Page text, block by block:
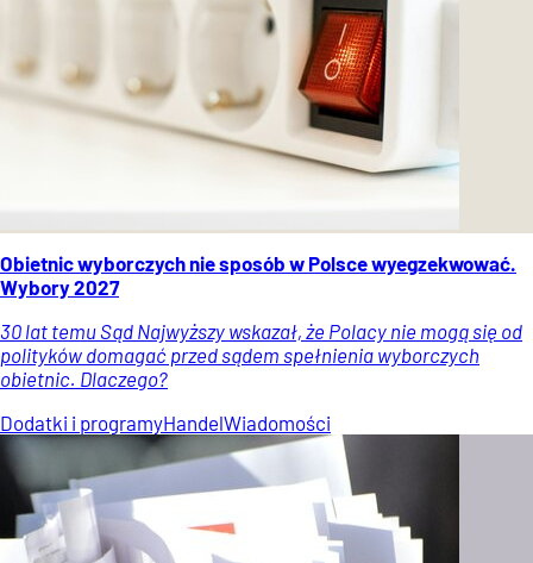
Obietnic wyborczych nie sposób w Polsce wyegzekwować.
Wybory 2027
30 lat temu Sąd Najwyższy wskazał, że Polacy nie mogą się od
polityków domagać przed sądem spełnienia wyborczych
obietnic. Dlaczego?
Dodatki i programyHandelWiadomości